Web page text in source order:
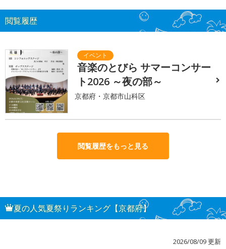
閲覧履歴
音楽のとびら サマーコンサー
ト2026 ～夜の部～
京都府・京都市山科区
閲覧履歴をもっと見る
夏の人気夏祭りランキング【京都府】
2026/08/09 更新